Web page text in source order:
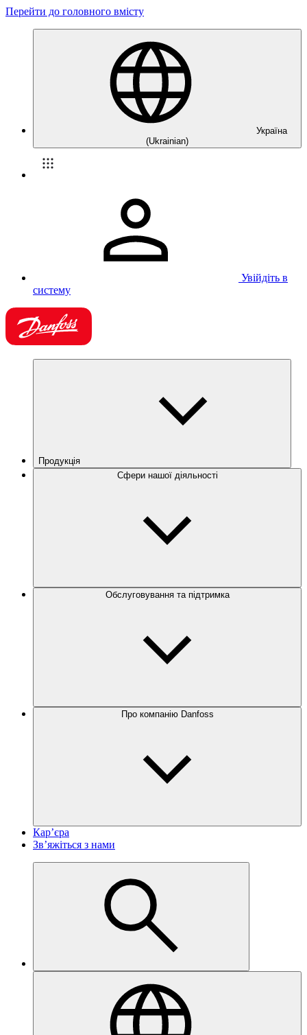
Перейти до головного вмісту
Україна
(Ukrainian)
Увійдіть в
систему
Продукція
Сфери нашої діяльності
Обслуговування та підтримка
Про компанію Danfoss
Кар’єра
Зв’яжіться з нами